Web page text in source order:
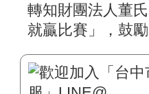
轉知財團法人董
就贏比賽」，鼓